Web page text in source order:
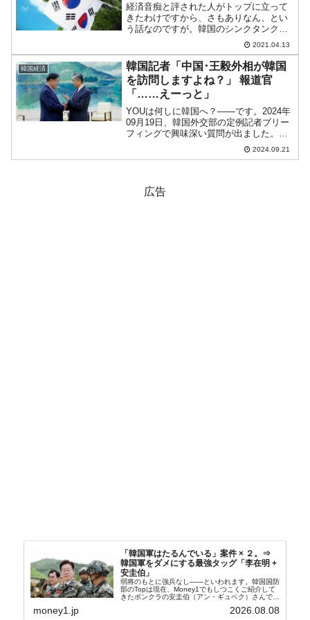
経済音痴と評された人がトップに立って
きたわけですから、さもありなん、とい
う話なのですが。韓国のシンクタンク
『韓国経済研究院』（略称「KERI」）が
非常に興味深いリポートを出しています
ので、ご紹介します。先に結論です。
2016年～2020年の...
2021.04.13
韓国経済
韓国記者「中国･王毅外相が韓国
を訪問しますよね？」 報道官
「……えーっと」
YOUは何しに韓国へ？――です。2024年
09月19日、韓国外交部の定例記者ブリー
フィングで興味深い質問が出ました。＜
質問＞中国の王毅部長が近く韓国訪問の
意向を示したと伝えられていますが、政
2024.09.21
広告
「韓国軍はたるんでいる」案件 × ２。⇒
韓国軍をダメにする最強タッグ「李在明 +
安圭伯」
弱将のもとに強兵なし――といわれます。韓国国防
部のTopは現在、Money1でもしつこくご紹介して
きたボンクラの安圭伯（アン・ギュベク）さんで
さんと「韓国初の文官上がり」の国防部長官安圭伯
money1.jp 2026.08.08